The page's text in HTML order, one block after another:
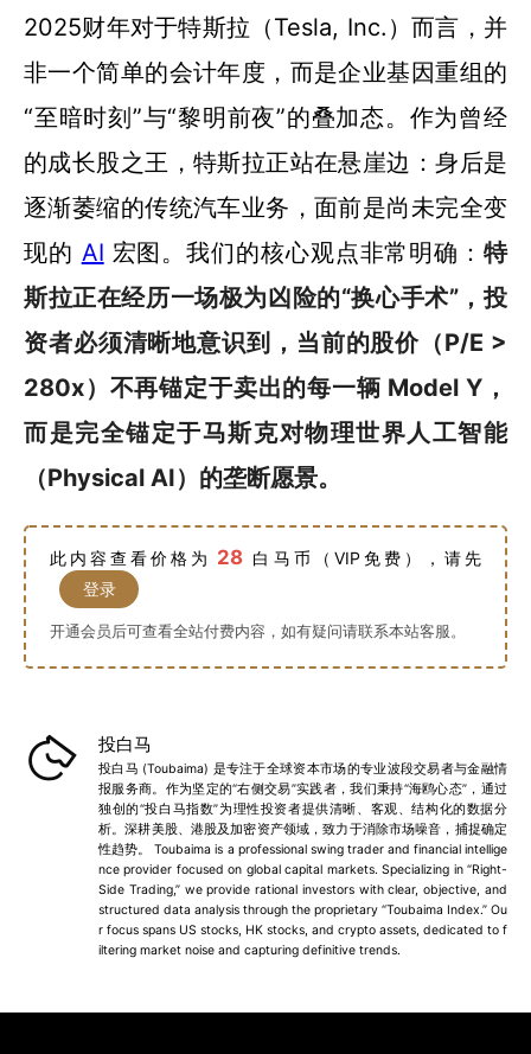
2025财年对于特斯拉（Tesla, Inc.）而言，并
非一个简单的会计年度，而是企业基因重组的
“至暗时刻”与“黎明前夜”的叠加态。作为曾经
的成长股之王，特斯拉正站在悬崖边：身后是
逐渐萎缩的传统汽车业务，面前是尚未完全变
现的 AI 宏图。我们的核心观点非常明确：特
斯拉正在经历一场极为凶险的“换心手术”，投
资者必须清晰地意识到，当前的股价（P/E >
280x）不再锚定于卖出的每一辆 Model Y，
而是完全锚定于马斯克对物理世界人工智能
（Physical AI）的垄断愿景。
此内容查看价格为 28 白马币（VIP免费），请先
登录
开通会员后可查看全站付费内容，如有疑问请联系本站客服。
投白马
投白马 (Toubaima) 是专注于全球资本市场的专业波段交易者与金融情
报服务商。作为坚定的“右侧交易”实践者，我们秉持“海鸥心态”，通过
独创的“投白马指数”为理性投资者提供清晰、客观、结构化的数据分
析。深耕美股、港股及加密资产领域，致力于消除市场噪音，捕捉确定
性趋势。 Toubaima is a professional swing trader and financial intellige
nce provider focused on global capital markets. Specializing in “Right-
Side Trading,” we provide rational investors with clear, objective, and
structured data analysis through the proprietary “Toubaima Index.” Ou
r focus spans US stocks, HK stocks, and crypto assets, dedicated to f
iltering market noise and capturing definitive trends.